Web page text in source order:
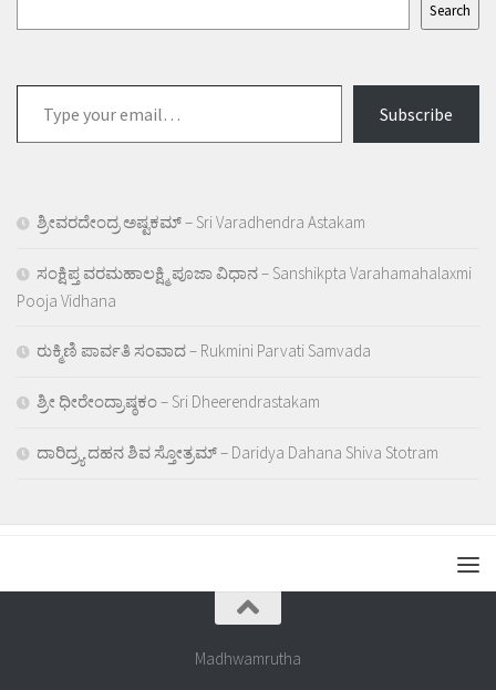
Search
your
email…
Subscribe
ಶ್ರೀವರದೇಂದ್ರ ಅಷ್ಟಕಮ್ – Sri Varadhendra Astakam
ಸಂಕ್ಷಿಪ್ತ ವರಮಹಾಲಕ್ಷ್ಮಿ ಪೂಜಾ ವಿಧಾನ – Sanshikpta Varahamahalaxmi
Pooja Vidhana
ರುಕ್ಮಿಣಿ ಪಾರ್ವತಿ ಸಂವಾದ – Rukmini Parvati Samvada
ಶ್ರೀ ಧೀರೇಂದ್ರಾಷ್ಠಕಂ – Sri Dheerendrastakam
ದಾರಿದ್ರ್ಯ ದಹನ ಶಿವ ಸ್ತೋತ್ರಮ್ – Daridya Dahana Shiva Stotram
Madhwamrutha